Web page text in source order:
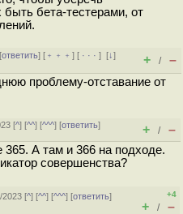
бета-тестерами, от
ответить] [ ﹢﹢﹢] [ · · ·][↓]
+ / –
проблему-отставание от
[^] [^^] [^^^] [ответить]
+ / –
365. А там и 366 на подходе.
совершенства?
2023 [^] [^^] [^^^] [ответить]
+4
+ / –